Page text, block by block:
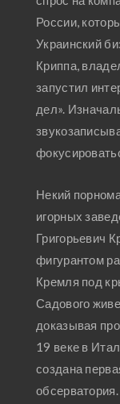
России,
Украинский
Криппа,
запустил
дел».
Некий
игорных
Григорьевич
фигурантом
Кремля под
Садового
доказывая
19 веке в
создана